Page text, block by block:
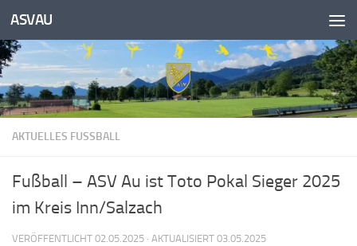
springen
Unter dem Inhalt
ASVAU
AKTUELLES FUSSBALL
Fußball – ASV Au ist Toto Pokal Sieger 2025
im Kreis Inn/Salzach
VERÖFFENTLICHT 02.05.2025 · AKTUALISIERT 03.05.2025